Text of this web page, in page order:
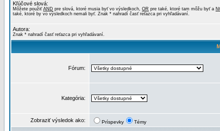
Kľúčové slová:
Môžete použiť AND pre slová, ktoré musia byť vo výsledkoch, OR pre také, ktoré tam môžu byť a
také, ktoré by vo výsledkoch nemali byť. Znak * nahradí časť reťazca pri vyhľadávaní.
Autora:
Znak * nahradí časť reťazca pri vyhľadávaní.
Fórum:
Kategória:
Zobraziť výsledok ako: Príspevky Témy